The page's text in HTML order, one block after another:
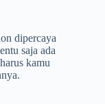
dipercaya
saja ada
kamu